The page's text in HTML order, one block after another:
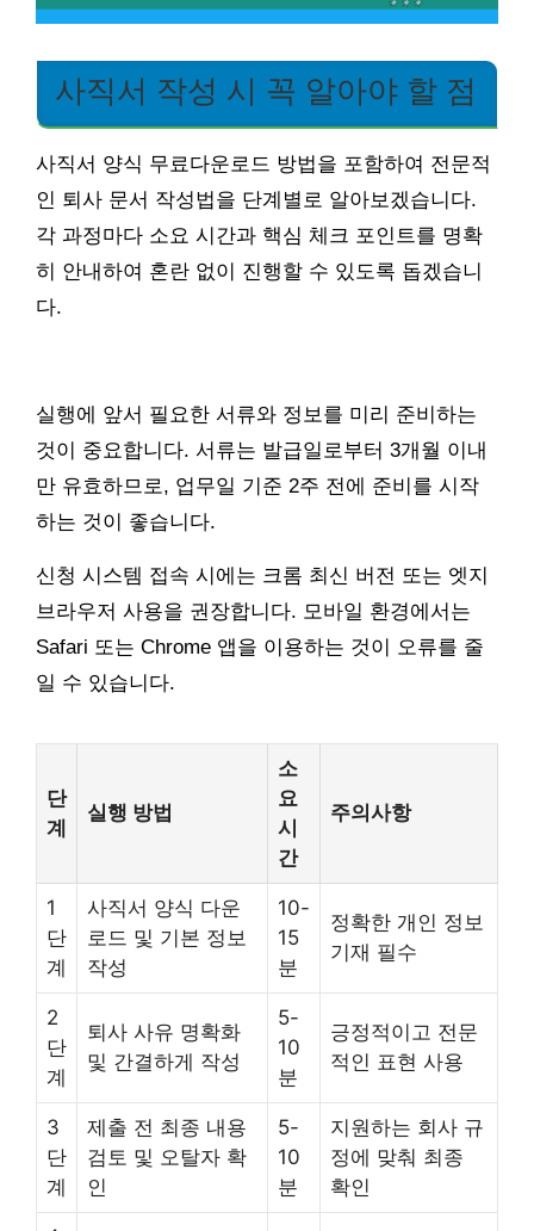
사직서 작성 시 꼭 알아야 할 점
사직서 양식 무료다운로드 방법을 포함하여 전문적
인 퇴사 문서 작성법을 단계별로 알아보겠습니다.
각 과정마다 소요 시간과 핵심 체크 포인트를 명확
히 안내하여 혼란 없이 진행할 수 있도록 돕겠습니
다.
실행에 앞서 필요한 서류와 정보를 미리 준비하는
것이 중요합니다. 서류는 발급일로부터 3개월 이내
만 유효하므로, 업무일 기준 2주 전에 준비를 시작
하는 것이 좋습니다.
신청 시스템 접속 시에는 크롬 최신 버전 또는 엣지
브라우저 사용을 권장합니다. 모바일 환경에서는
Safari 또는 Chrome 앱을 이용하는 것이 오류를 줄
일 수 있습니다.
단
계
실행 방법
소
요
시
간
주의사항
1
단
계
사직서 양식 다운
로드 및 기본 정보
작성
10-
15
분
정확한 개인 정보
기재 필수
2
단
계
퇴사 사유 명확화
및 간결하게 작성
5-
10
분
긍정적이고 전문
적인 표현 사용
3
단
계
제출 전 최종 내용
검토 및 오탈자 확
인
5-
10
분
지원하는 회사 규
정에 맞춰 최종
확인